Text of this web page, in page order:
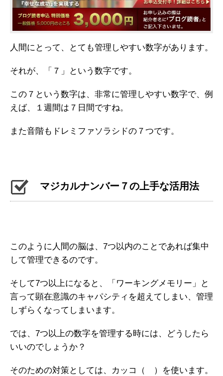
人間にとって、とても管理しやすい数字があります。
それが、「７」という数字です。
この７という数字は、非常に管理しやすい数字で、例
えば、１週間は７日間ですね。
また音階もドレミファソラシドの７つです。
マジカルナンバー７の上手な活用法
このように人間の脳は、7つ以内のことであれば集中
して管理できるのです。
そして7つ以上になると、「ワーキングメモリー」と
言って顕在意識のキャパシティを超えてしまい、管理
しずらくなってしまいます。
では、7つ以上の数字を管理する時には、どうしたら
いいのでしょうか？
そのための対策としては、カッコ（ ）を使います。